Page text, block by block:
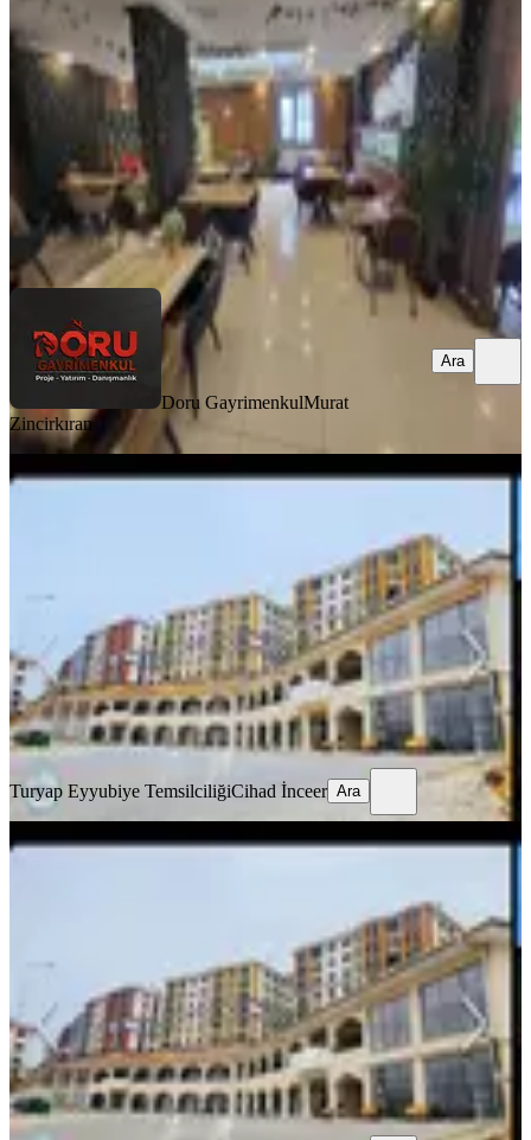
Onikişubat, Yirmiikigün Mahallesi
2 Oda·65 m²·Düz Giriş (Zemin)·08.07.2026
13.250.000 ₺
Doru GayrimenkulMurat Zincirkıran
Ara
Doru GayrimenkulMurat
Zincirkıran
Ara
Onıkısubat Toki Konutlarında Satılık
Onikişubat, Çamlık Mahallesi
·25 m²·Düz Giriş (Zemin)·11.04.2026
1.495.000 ₺
Turyap Eyyubiye TemsilciliğiCihad İnceer
Ara
Turyap Eyyubiye TemsilciliğiCihad İnceer Ara
Onikişubat Toki Konutlarında Satılık
Onikişubat, Çamlık Mahallesi
1 Oda·40 m²·Düz Giriş (Zemin)·11.04.2026
1.795.000 ₺
Turyap Eyyubiye TemsilciliğiCihad İnceer
Ara